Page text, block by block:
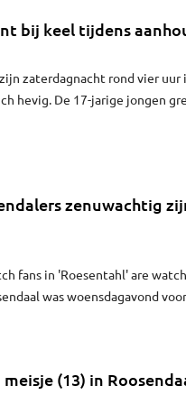
bij keel tijdens
zaterdagnacht rond vier
hevig. De 17-jarige jongen
zenuwachtig
fans in 'Roesentahl' are
was woensdagavond
(13) in